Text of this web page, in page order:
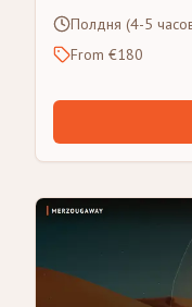
Полдня (4-5
From €180